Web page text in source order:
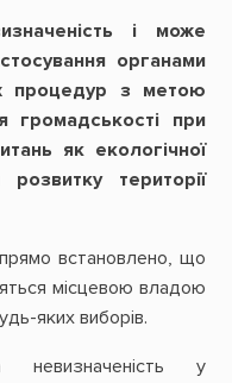
і може
органами
процедур з метою
громадськості при
як екологічної
території
встановлено, що
місцевою владою
яких виборів.
у